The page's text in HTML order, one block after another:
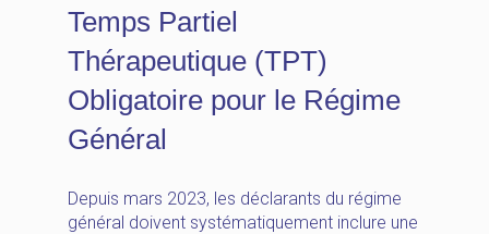
Temps Partiel
Thérapeutique (TPT)
Obligatoire pour le Régime
Général
Depuis mars 2023, les déclarants du régime
général doivent systématiquement inclure une